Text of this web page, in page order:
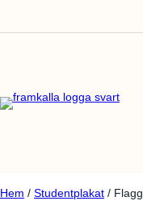
Hem / Studentplakat /